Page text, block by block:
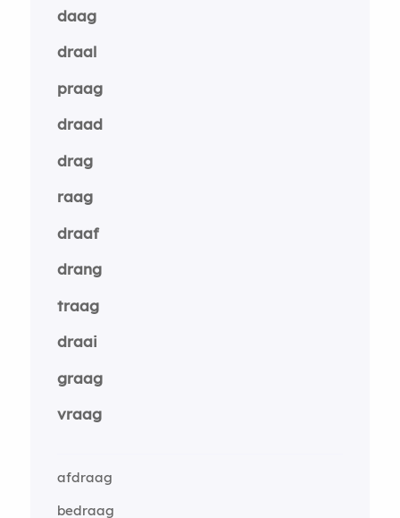
daag
draal
praag
draad
drag
raag
draaf
drang
traag
draai
graag
vraag
afdraag
bedraag